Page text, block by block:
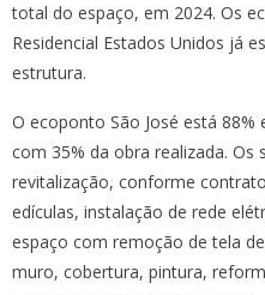
total do espaço, em 2024. Os
Residencial Estados Unidos já
estrutura.
O ecoponto São José está 88%
com 35% da obra realizada.
revitalização, conforme
edículas, instalação de rede
espaço com remoção de tela
muro, cobertura, pintura,